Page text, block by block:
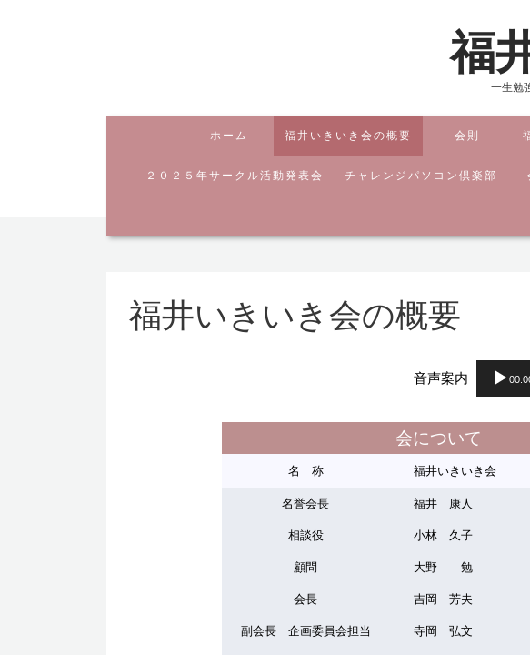
福
一生勉
ホーム 福井いきいき会の概要 会則
２０２５年サークル活動発表会 チャレンジパソコン倶楽部
福井いきいき会の概要
音声案内
声
プ
レ
ー
00:00
会について
名 称 福井いきいき会
名誉会長 福井 康人
相談役 小林 久子
顧問 大野 勉
会長 吉岡 芳夫
副会長 企画委員会担当 寺岡 弘文